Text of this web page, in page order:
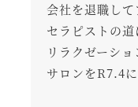
会社を退職し
セラピストの道
リラクゼーシ
サロンをR7.4に